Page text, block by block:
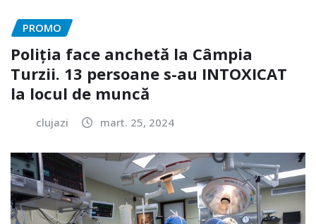
PROMO
Poliția face anchetă la Câmpia
Turzii. 13 persoane s-au INTOXICAT
la locul de muncă
clujazi mart. 25, 2024